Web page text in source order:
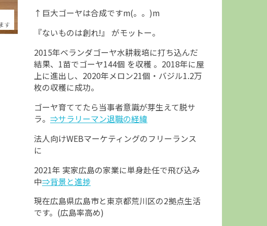
↑巨大ゴーヤは合成ですm(。。)m
『ないものは創れ!』 がモットー。
2015年ベランダゴーヤ水耕栽培に打ち込んだ
結果、1苗でゴーヤ144個 を収穫 。2018年に屋
上に進出し、2020年メロン21個・バジル1.2万
枚の収穫に成功。
ゴーヤ育ててたら当事者意識が芽生えて脱サ
ラ。 ⇒サラリーマン退職の経緯
法人向けWEBマーケティングのフリーランス
に
2021年 実家広島の家業に単身赴任で飛び込み
中⇒背景と進捗
現在広島県広島市と東京都荒川区の2拠点生活
です。(広島率高め)